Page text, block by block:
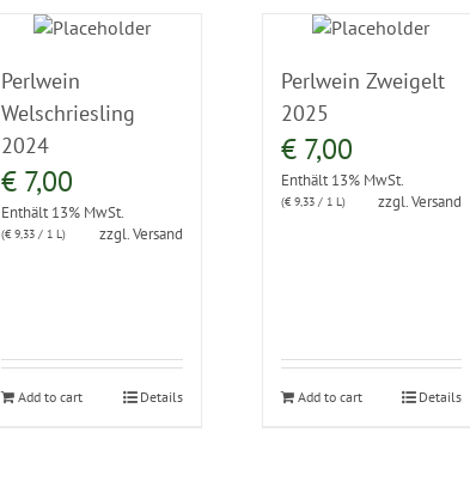
Perlwein
Welschriesling
2024
€ 7,00
Enthält 13% MwSt.
(€ 9,33 / 1 L) zzgl.Versand
Add to cart Details
Perlwein Zweigelt
2025
€7,00
Enthält 13% MwSt.
(€9,33/ 1 L) zzgl.Versand
Add to cart Details